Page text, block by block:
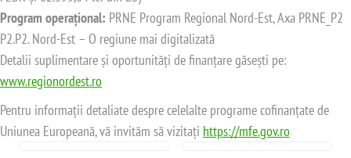
Program operațional: PRNE Program Regional Nord-Est, Axa PRNE_P2
P2.P2. Nord-Est – O regiune mai digitalizată
Detalii suplimentare și oportunități de finanțare găsești pe:
www.regionordest.ro
Pentru informații detaliate despre celelalte programe cofinanțate de
Uniunea Europeană, vă invităm să vizitați https://mfe.gov.ro